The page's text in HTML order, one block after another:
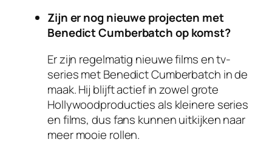
Zijn er nog nieuwe projecten met
Benedict Cumberbatch op komst?
Er zijn regelmatig nieuwe films en tv-
series met Benedict Cumberbatch in de
maak. Hij blijft actief in zowel grote
Hollywoodproducties als kleinere series
en films, dus fans kunnen uitkijken naar
meer mooie rollen.